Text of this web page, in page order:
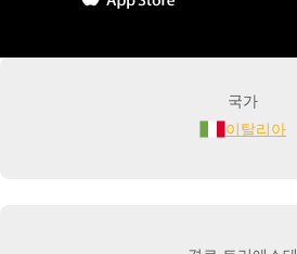
국가
이탈리아